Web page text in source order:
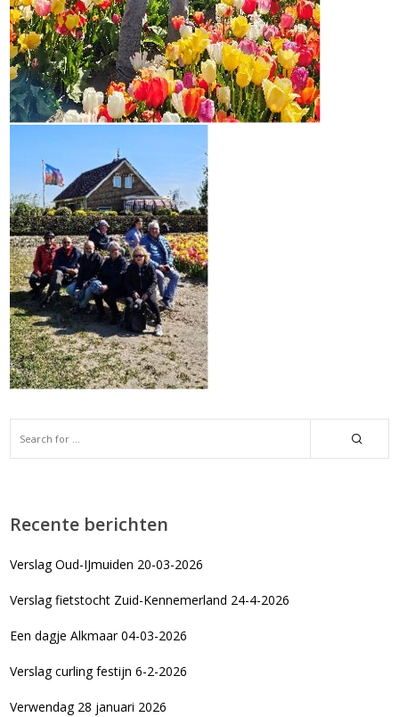
Recente berichten
Verslag Oud-IJmuiden 20-03-2026
Verslag fietstocht Zuid-Kennemerland 24-4-2026
Een dagje Alkmaar 04-03-2026
Verslag curling festijn 6-2-2026
Verwendag 28 januari 2026